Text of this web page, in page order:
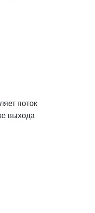
поток
выхода